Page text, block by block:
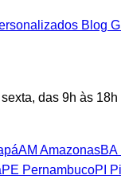
Blog
das 9h às 18h
AM AmazonasBA
PE PernambucoPI